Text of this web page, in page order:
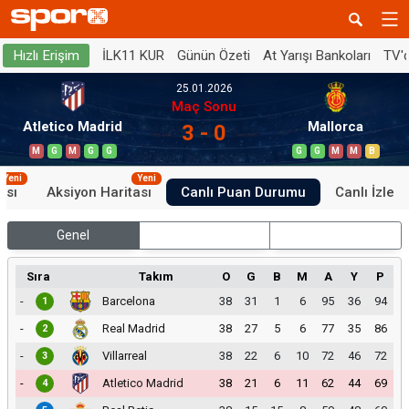
Hızlı Erişim İLK11 KUR Günün Özeti At Yarışı Bankoları
Atletico Madrid
M G M G G
25.01.2026
Maç Sonu
3 - 0 Mallorca
G G M M B
Yeni
Aksiyon Haritası
Yeni
Canlı Puan Durumu Canlı İzle
Genel
Sıra Takım O G B M A Y
P
-
1 Barcelona 38 31 1 6 95 36
94
-
2 Real Madrid 38 27 5 6 77 35
86
-
3 Villarreal 38 22 6 10 72 46
72
-
4 Atletico Madrid 38 21 6 11 62 44
69